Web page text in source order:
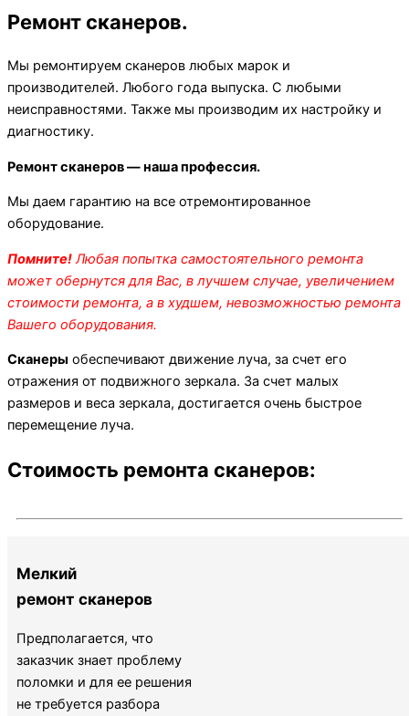
Ремонт сканеров.
Мы ремонтируем сканеров любых марок и
производителей. Любого года выпуска. С любыми
неисправностями. Также мы производим их настройку и
диагностику.
Ремонт сканеров — наша профессия.
Мы даем гарантию на все отремонтированное
оборудование.
Помните!Любая попытка самостоятельного ремонта
может обернутся для Вас, в лучшем случае, увеличением
стоимости ремонта, а в худшем, невозможностью ремонта
Вашего оборудования.
Сканеры обеспечивают движение луча, за счет его
отражения от подвижного зеркала. За счет малых
размеров и веса зеркала, достигается очень быстрое
перемещение луча.
Стоимость ремонта сканеров:
Мелкий
ремонт сканеров
Предполагается, что
заказчик знает проблему
поломки и для ее решения
не требуется разбора